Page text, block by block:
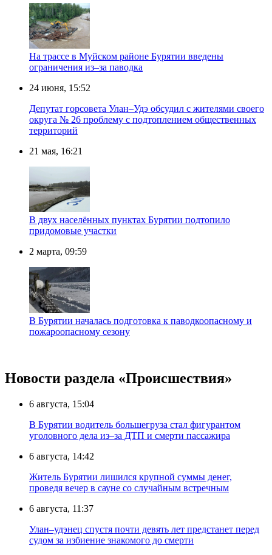
️На трассе в Муйском районе Бурятии введены
ограничения из–за паводка
24 июня, 15:52
Депутат горсовета Улан–Удэ обсудил с жителями своего
округа № 26 проблему с подтоплением общественных
территорий
21 мая, 16:21
В двух населённых пунктах Бурятии подтопило
придомовые участки
2 марта, 09:59
В Бурятии началась подготовка к паводкоопасному и
пожароопасному сезону
Новости раздела «Происшествия»
6 августа, 15:04
В Бурятии водитель большегруза стал фигурантом
уголовного дела из–за ДТП и смерти пассажира
6 августа, 14:42
Житель Бурятии лишился крупной суммы денег,
проведя вечер в сауне со случайным встречным
6 августа, 11:37
Улан–удэнец спустя почти девять лет предстанет перед
судом за избиение знакомого до смерти